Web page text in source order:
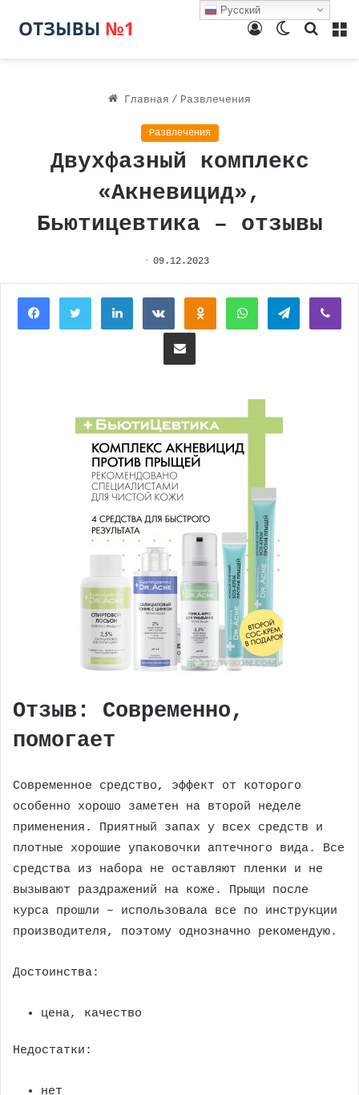
Поиск
Switch
Войти
Главная / Развлечения
Развлечения
Двухфазный комплекс
«Акневицид»,
Бьютицевтика – отзывы
09.12.2023
FacebookTwitterLinkedInВконтактеОдноклассники
WhatsAppTelegram
Поделиться через электронную почту
Отзыв: Современно,
помогает
Современное средство, эффект от которого
особенно хорошо заметен на второй неделе
применения. Приятный запах у всех средств и
плотные хорошие упаковочки аптечного вида. Все
средства из набора не оставляют пленки и не
вызывают раздражений на коже. Прыщи после
курса прошли – использовала все по инструкции
производителя, поэтому однозначно рекомендую.
Достоинства:
цена, качество
Недостатки:
нет
Русский